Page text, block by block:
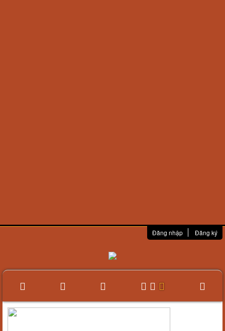
Đăng nhập Đăng ký